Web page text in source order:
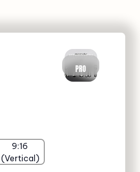
9:16
(Vertical)
PRO